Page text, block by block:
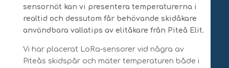
sensornät kan vi presentera temperaturerna i
realtid och dessutom får behövande skidåkare
användbara vallatips av elitåkare från Piteå Elit.
Vi har placerat LoRa-sensorer vid några av
Piteås skidspår och mäter temperaturen både i